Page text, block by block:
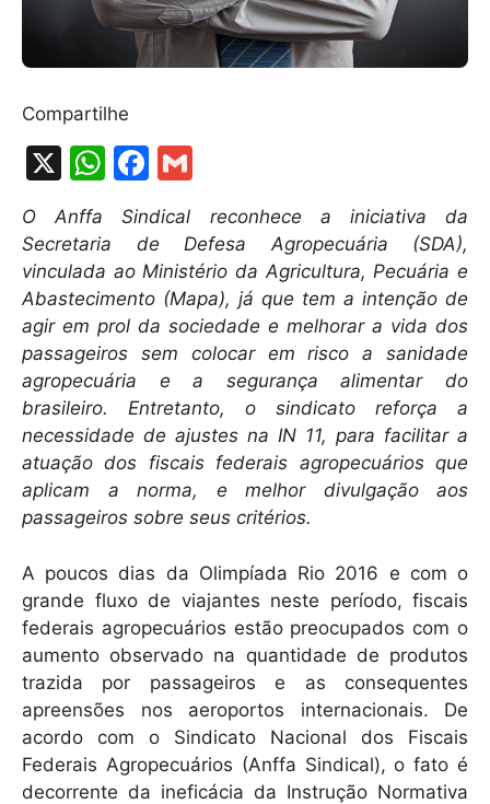
Compartilhe
X
W
at
s
A
p
p
F
a
c
e
b
o
o
k
ai
l
O Anffa Sindical reconhece a iniciativa da
Secretaria de Defesa Agropecuária (SDA),
vinculada ao Ministério da Agricultura, Pecuária e
Abastecimento (Mapa), já que tem a intenção de
agir em prol da sociedade e melhorar a vida dos
passageiros sem colocar em risco a sanidade
agropecuária e a segurança alimentar do
brasileiro. Entretanto, o sindicato reforça a
necessidade de ajustes na IN 11, para facilitar a
atuação dos fiscais federais agropecuários que
aplicam a norma, e melhor divulgação aos
passageiros sobre seus critérios.
A poucos dias da Olimpíada Rio 2016 e com o
grande fluxo de viajantes neste período, fiscais
federais agropecuários estão preocupados com o
aumento observado na quantidade de produtos
trazida por passageiros e as consequentes
apreensões nos aeroportos internacionais. De
acordo com o Sindicato Nacional dos Fiscais
Federais Agropecuários (Anffa Sindical), o fato é
decorrente da ineficácia da Instrução Normativa